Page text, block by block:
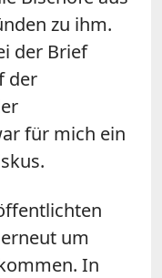
zu ihm.
der Brief
der
für mich ein
um
In